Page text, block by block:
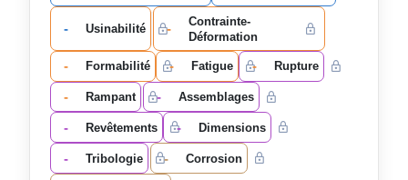
- Usinabilité -
Contrainte-
Déformation
- Formabilité - Fatigue - Rupture
- Rampant - Assemblages
- Revêtements - Dimensions
- Tribologie - Corrosion